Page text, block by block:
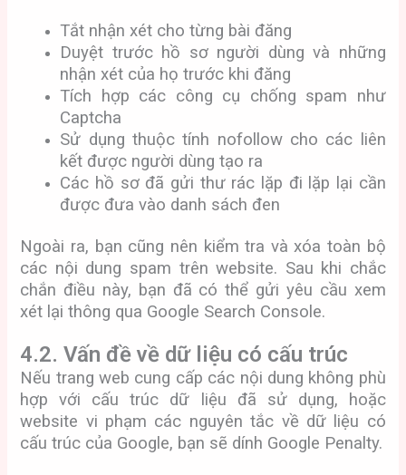
Tắt nhận xét cho từng bài đăng
Duyệt trước hồ sơ người dùng và những
nhận xét của họ trước khi đăng
Tích hợp các công cụ chống spam như
Captcha
Sử dụng thuộc tính nofollow cho các liên
kết được người dùng tạo ra
Các hồ sơ đã gửi thư rác lặp đi lặp lại cần
được đưa vào danh sách đen
Ngoài ra, bạn cũng nên kiểm tra và xóa toàn bộ
các nội dung spam trên website. Sau khi chắc
chắn điều này, bạn đã có thể gửi yêu cầu xem
xét lại thông qua Google Search Console.
4.2. Vấn đề về dữ liệu có cấu trúc
Nếu trang web cung cấp các nội dung không phù
hợp với cấu trúc dữ liệu đã sử dụng, hoặc
website vi phạm các nguyên tắc về dữ liệu có
cấu trúc của Google, bạn sẽ dính Google Penalty.